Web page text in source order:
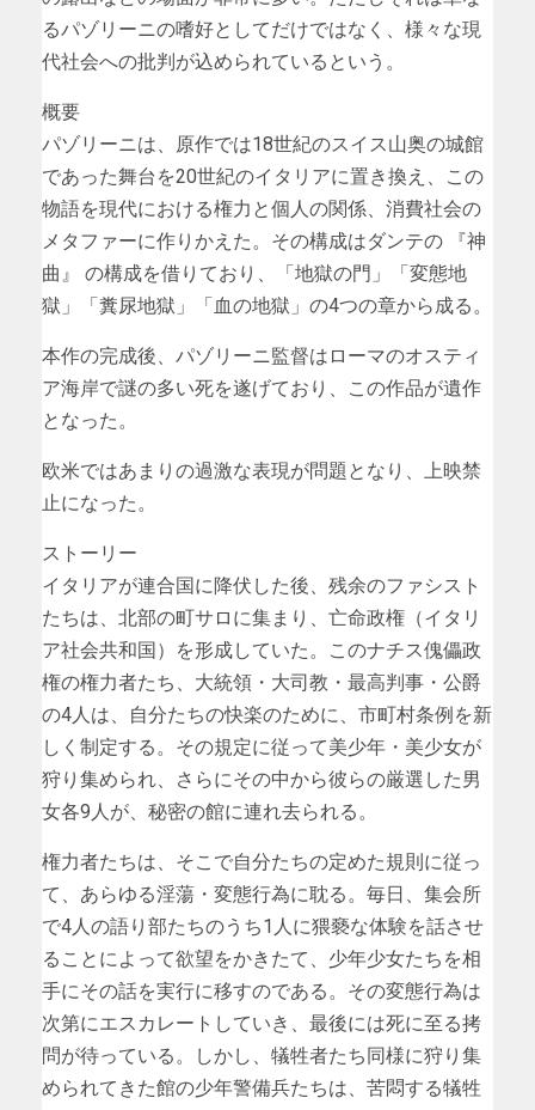
るパゾリーニの嗜好としてだけではなく、様々な現
代社会への批判が込められているという。
概要
パゾリーニは、原作では18世紀のスイス山奥の城館
であった舞台を20世紀のイタリアに置き換え、この
物語を現代における権力と個人の関係、消費社会の
メタファーに作りかえた。その構成はダンテの 『神
曲』 の構成を借りており、「地獄の門」「変態地
獄」「糞尿地獄」「血の地獄」の4つの章から成る。
本作の完成後、パゾリーニ監督はローマのオスティ
ア海岸で謎の多い死を遂げており、この作品が遺作
となった。
欧米ではあまりの過激な表現が問題となり、上映禁
止になった。
ストーリー
イタリアが連合国に降伏した後、残余のファシスト
たちは、北部の町サロに集まり、亡命政権（イタリ
ア社会共和国）を形成していた。このナチス傀儡政
権の権力者たち、大統領・大司教・最高判事・公爵
の4人は、自分たちの快楽のために、市町村条例を新
しく制定する。その規定に従って美少年・美少女が
狩り集められ、さらにその中から彼らの厳選した男
女各9人が、秘密の館に連れ去られる。
権力者たちは、そこで自分たちの定めた規則に従っ
て、あらゆる淫蕩・変態行為に耽る。毎日、集会所
で4人の語り部たちのうち1人に猥褻な体験を話させ
ることによって欲望をかきたて、少年少女たちを相
手にその話を実行に移すのである。その変態行為は
次第にエスカレートしていき、最後には死に至る拷
問が待っている。しかし、犠牲者たち同様に狩り集
められてきた館の少年警備兵たちは、苦悶する犠牲